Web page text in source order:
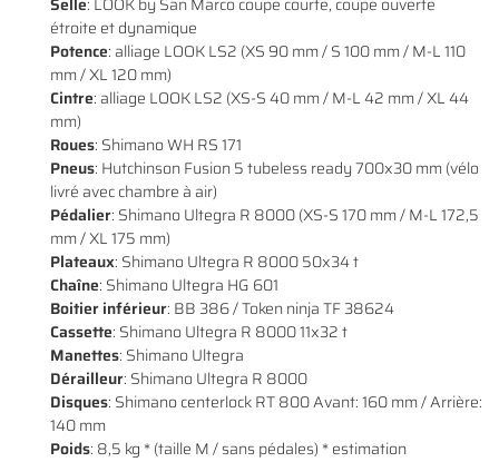
ACCUEIL
Une
étroite et dynamique
Potence: alliage LOOK LS2 (XS 90 mm / S 100 mm / M-L 110
mm / XL 120 mm)
Cintre: alliage LOOK LS2 (XS-S 40 mm / M-L 42 mm / XL 44
mm)
Roues: Shimano WH RS 171
Pneus: Hutchinson Fusion 5 tubeless ready 700x30 mm (vélo
livré avec chambre à air)
Pédalier: Shimano Ultegra R 8000 (XS-S 170 mm / M-L 172,5
mm / XL 175 mm)
Plateaux: Shimano Ultegra R 8000 50x34 t
Chaîne: Shimano Ultegra HG 601
Boitier inférieur: BB 386 / Token ninja TF 38624
Cassette: Shimano Ultegra R 8000 11x32 t
Manettes: Shimano Ultegra
Dérailleur: Shimano Ultegra R 8000
Disques: Shimano centerlock RT 800 Avant: 160 mm / Arrière:
140 mm
Poids: 8,5 kg * (taille M / sans pédales) * estimation